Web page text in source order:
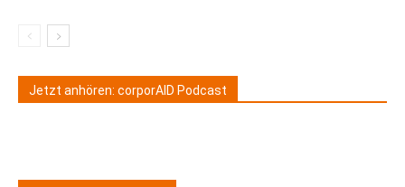
Jetzt anhören: corporAID Podcast